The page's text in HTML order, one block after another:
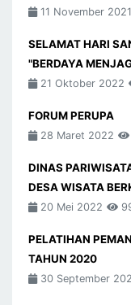
11 November 2021
SELAMAT HARI
"BERDAYA
21 Oktober 2022
FORUM PERUPA
28 Maret 2022
DINAS
DESA WISATA
20 Mei 2022
PELATIHAN
TAHUN 2020
30 September